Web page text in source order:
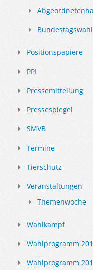
Positionspapiere
PPI
Pressemitteilung
Pressespiegel
SMVB
Termine
Tierschutz
Veranstaltungen
Themenwoche
Wahlkampf
Wahlprogramm
Wahlprogramm